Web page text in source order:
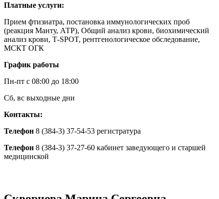
Платные услуги:
Прием фтизиатра, постановка иммунологических проб
(реакция Манту, АТР), Общий анализ крови, биохимический
анализ крови, Т-SPOT, рентгенологическое обследование,
МСКТ ОГК
График работы
Пн-пт с 08:00 до 18:00
Сб, вс выходные дни
Контакты:
Телефон 8 (384-3) 37-54-53 регистратура
Телефон 8 (384-3) 37-27-60 кабинет заведующего и старшей
медицинской